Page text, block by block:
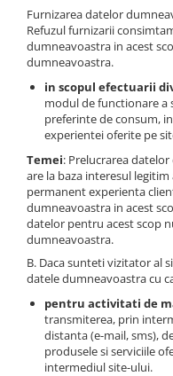
Furnizarea datelor
Refuzul furnizarii
dumneavoastra in acest
dumneavoastra.
in scopul efectuarii
modul de functionare a
preferinte de consum,
experientei oferite pe
Temei: Prelucrarea
are la baza interesul legitim
permanent experienta
dumneavoastra in acest
datelor pentru acest scop
dumneavoastra.
B. Daca sunteti vizitator al
datele dumneavoastra cu
pentru activitati de
transmiterea, prin
distanta (e-mail, sms),
produsele si serviciile
intermediul site-ului.